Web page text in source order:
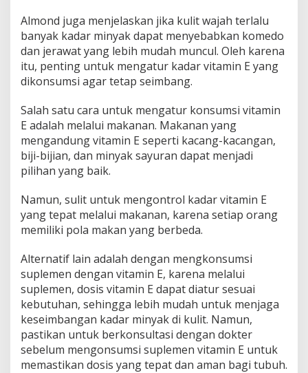
Almond juga menjelaskan jika kulit wajah terlalu
banyak kadar minyak dapat menyebabkan komedo
dan jerawat yang lebih mudah muncul. Oleh karena
itu, penting untuk mengatur kadar vitamin E yang
dikonsumsi agar tetap seimbang.
Salah satu cara untuk mengatur konsumsi vitamin
E adalah melalui makanan. Makanan yang
mengandung vitamin E seperti kacang-kacangan,
biji-bijian, dan minyak sayuran dapat menjadi
pilihan yang baik.
Namun, sulit untuk mengontrol kadar vitamin E
yang tepat melalui makanan, karena setiap orang
memiliki pola makan yang berbeda.
Alternatif lain adalah dengan mengkonsumsi
suplemen dengan vitamin E, karena melalui
suplemen, dosis vitamin E dapat diatur sesuai
kebutuhan, sehingga lebih mudah untuk menjaga
keseimbangan kadar minyak di kulit. Namun,
pastikan untuk berkonsultasi dengan dokter
sebelum mengonsumsi suplemen vitamin E untuk
memastikan dosis yang tepat dan aman bagi tubuh.